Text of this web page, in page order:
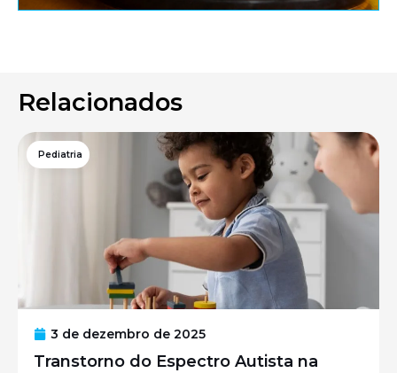
Relacionados
Pediatria
3 de dezembro de 2025
Transtorno do Espectro Autista na